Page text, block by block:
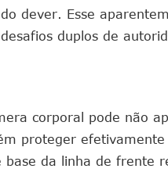
dever. Esse
duplos de
corporal pode não
proteger
da linha de frente